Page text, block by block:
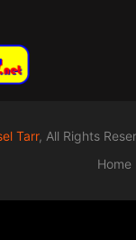
Tarr, All Rights
Home